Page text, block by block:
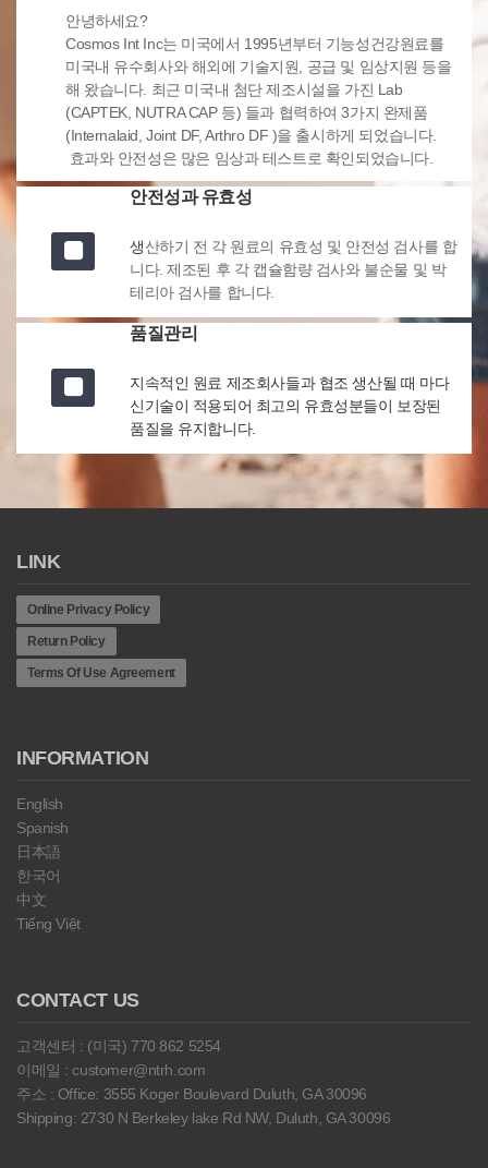
안녕하세요?
Cosmos Int Inc는 미국에서 1995년부터 기능성건강원료를
미국내 유수회사와 해외에 기술지원, 공급 및 임상지원 등을
해 왔습니다. 최근 미국내 첨단 제조시설을 가진 Lab
(CAPTEK, NUTRA CAP 등) 들과 협력하여 3가지 완제품
(Internalaid, Joint DF, Arthro DF )을 출시하게 되었습니다.
효과와 안전성은 많은 임상과 테스트로 확인되었습니다.
안전성과 유효성
생산하기 전 각 원료의 유효성 및 안전성 검사를 합
니다. 제조된 후 각 캡슐함량 검사와 불순물 및 박
테리아 검사를 합니다.
품질관리
지속적인 원료 제조회사들과 협조 생산될 때 마다
신기술이 적용되어 최고의 유효성분들이 보장된
품질을 유지합니다.
LINK
Online Privacy Policy
Return Policy
Terms Of Use Agreement
INFORMATION
English
Spanish
日本語
한국어
中文
Tiếng Việt
CONTACT US
고객센터 : (미국) 770 862 5254
이메일 : customer@ntrh.com
주소 : Office: 3555 Koger Boulevard Duluth, GA 30096
Shipping: 2730 N Berkeley lake Rd NW, Duluth, GA 30096